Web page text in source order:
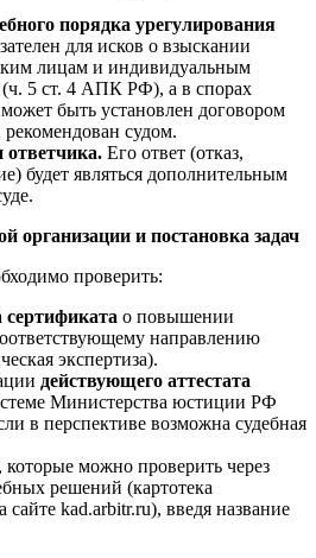
порядка урегулирования
для исков о взыскании
лицам и индивидуальным
5 ст. 4 АПК РФ), а в спорах
быть установлен договором
судом.
Его ответ (отказ,
будет являться дополнительным
организации и постановка задач
проверить:
сертификата о повышении
направлению
экспертиза).
действующего аттестата
Министерства юстиции РФ
в перспективе возможна судебная
можно проверить через
решений (картотека
kad.arbitr.ru), введя название